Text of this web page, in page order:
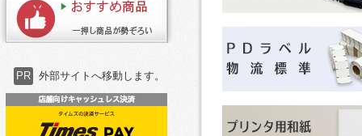
PR 外部サイトへ移動します。